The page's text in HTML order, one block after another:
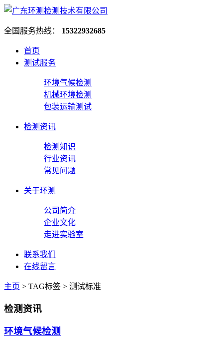
全国服务热线： 15322932685
首页
测试服务
环境气候检测
机械环境检测
包装运输测试
检测资讯
检测知识
行业资讯
常见问题
关于环测
公司简介
企业文化
走进实验室
联系我们
在线留言
主页 > TAG标签 > 测试标准
检测资讯
环境气候检测